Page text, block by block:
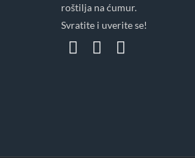
roštilja na ćumur.
Svratite i uverite se!